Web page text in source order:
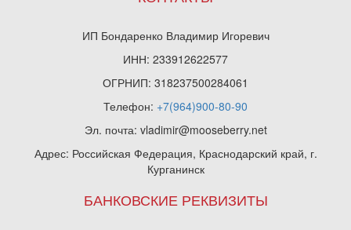
ИП Бондаренко Владимир Игоревич
ИНН: 233912622577
ОГРНИП: 318237500284061
Телефон: +7(964)900-80-90
Эл. почта: vladimir@mooseberry.net
Адрес: Российская Федерация, Краснодарский край, г.
Курганинск
БАНКОВСКИЕ РЕКВИЗИТЫ